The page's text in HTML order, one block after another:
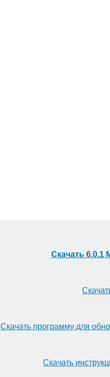
Скачать 6.0.1
Скачать программу для
Скачать